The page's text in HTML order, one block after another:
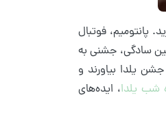
پانتومیم، فوتبال
سادگی، جشنی به
یلدا بیاورند و
شب یلدا، ایده‌های